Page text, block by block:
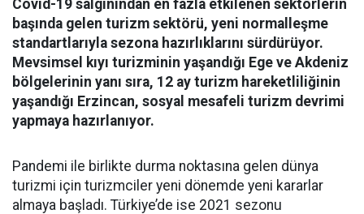
Covid-19 salgınından en fazla etkilenen sektörlerin
başında gelen turizm sektörü, yeni normalleşme
standartlarıyla sezona hazırlıklarını sürdürüyor.
Mevsimsel kıyı turizminin yaşandığı Ege ve Akdeniz
bölgelerinin yanı sıra, 12 ay turizm hareketliliğinin
yaşandığı Erzincan, sosyal mesafeli turizm devrimi
yapmaya hazırlanıyor.
Pandemi ile birlikte durma noktasına gelen dünya
turizmi için turizmciler yeni dönemde yeni kararlar
almaya başladı. Türkiye’de ise 2021 sezonu